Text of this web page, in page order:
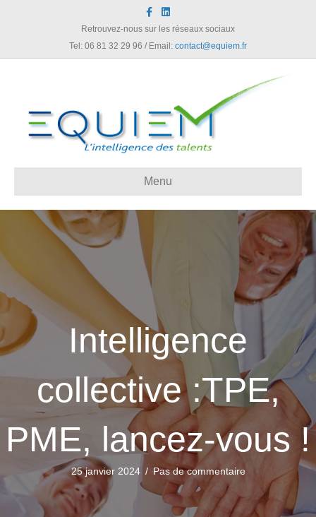
FacebookLinkedin
Retrouvez-nous sur les réseaux sociaux
Tel: 06 81 32 29 96 / Email: contact@equiem.fr
Menu
Intelligence
collective :TPE,
PME, lancez-vous !
25 janvier 2024 / Pas de commentaire